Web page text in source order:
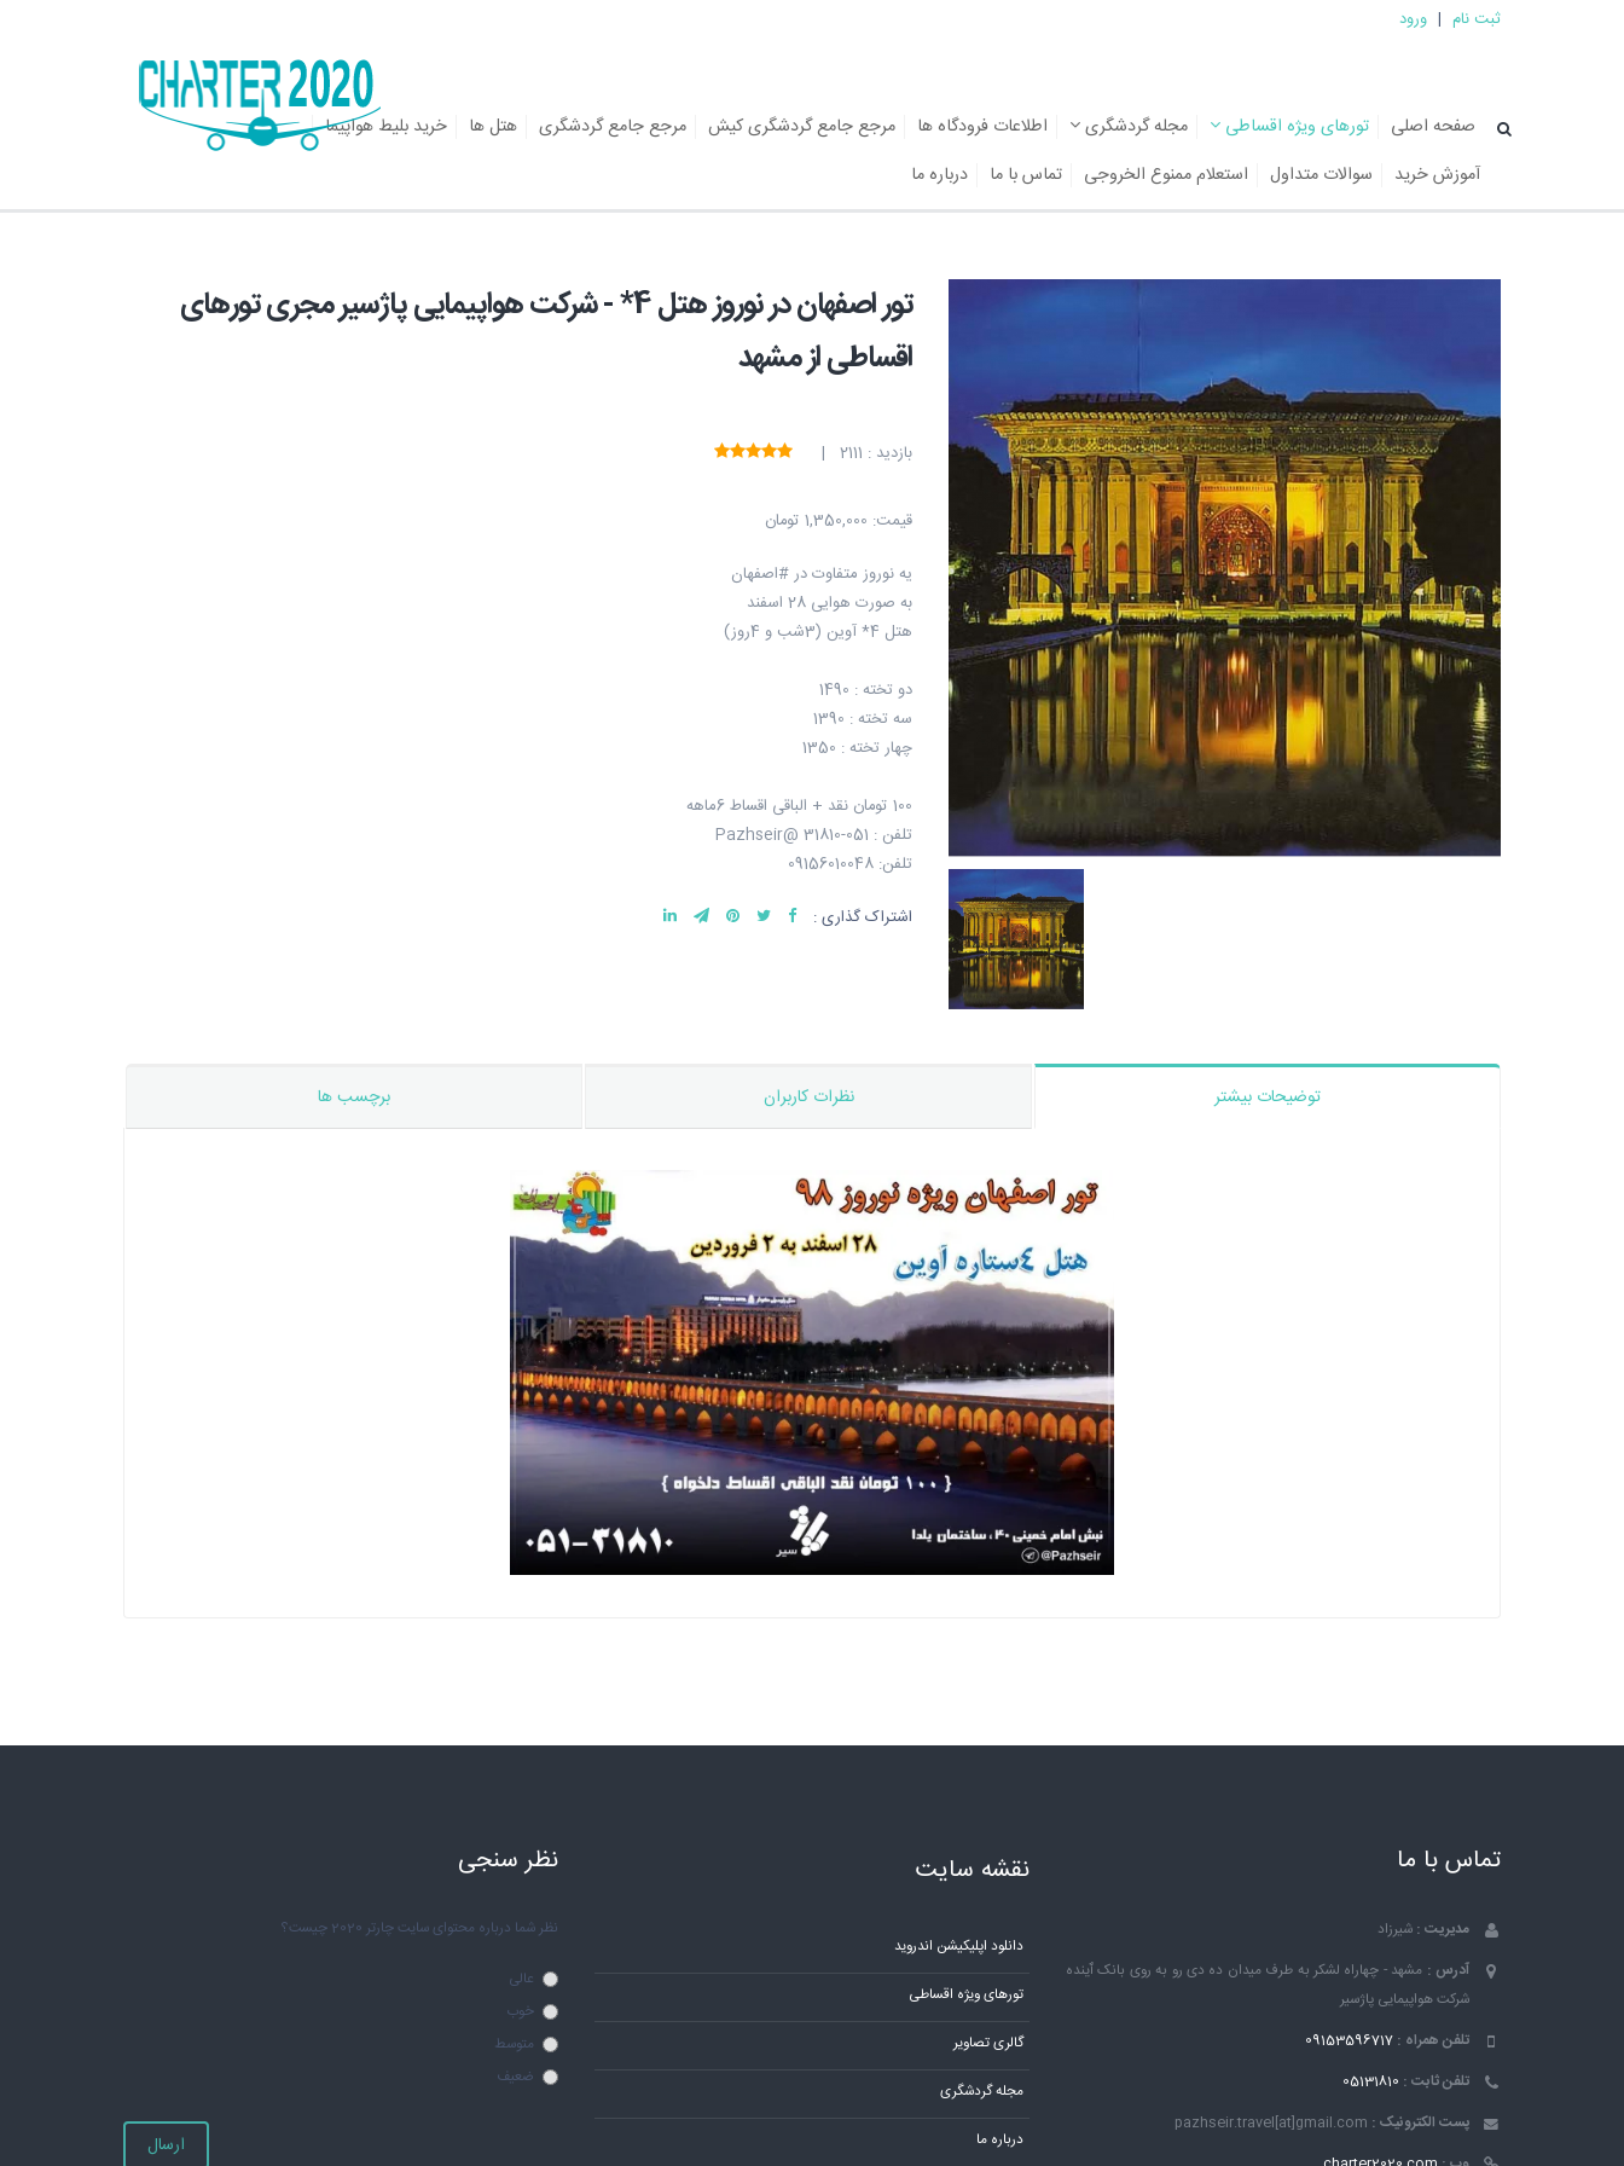
ثبت نام | ورود
صفحه اصلی تورهای ویژه اقساطی مجله گردشگری اطلاعات فرودگاه ها مرجع جامع گردشگری کیش مرجع جامع گردشگری هتل ها
خرید بلیط هواپیما
آموزش خرید
سوالات متداول استعلام ممنوع الخروجی تماس با ما درباره ما
تور اصفهان در نوروز هتل 4* - شرکت هواپیمایی پاژسیر مجری تورهای
اقساطی از مشهد
بازدید : 2111 |
قیمت: 1,350,000 تومان
یه نوروز متفاوت در #اصفهان
به صورت هوایی 28 اسفند
هتل 4* آوین (3شب و 4روز)
دو تخته : 1490
سه تخته : 1390
چهار تخته : 1350
100 تومان نقد + الباقی اقساط 6ماهه
تلفن : 051-31810 @Pazhseir
تلفن: 09156010048
اشتراک گذاری :
توضیحات بیشتر نظرات کاربران برچسب ها
تماس با ما
مدیریت : شیرزاد
آدرس : مشهد - چهاراه لشکر به طرف میدان ده دی رو به روی بانک ٱینده
شرکت هواپیمایی پاژسیر
تلفن همراه : 09153596717
تلفن ثابت : 05131810
پست الکترونیک : pazhseir.travel[at]gmail.com
نقشه سایت
دانلود اپلیکیشن اندروید
تورهای ویژه اقساطی
گالری تصاویر
مجله گردشگری
درباره ما
نظر سنجی
نظر شما درباره محتوای سایت چارتر 2020 چیست؟
عالی
خوب
متوسط
ضعیف
ارسال